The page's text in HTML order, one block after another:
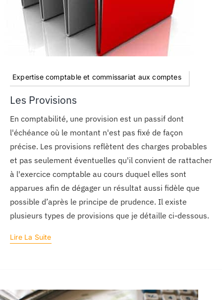
Expertise comptable et commissariat aux comptes
Les Provisions
En comptabilité, une provision est un passif dont
l'échéance où le montant n'est pas fixé de façon
précise. Les provisions reflètent des charges probables
et pas seulement éventuelles qu'il convient de rattacher
à l'exercice comptable au cours duquel elles sont
apparues afin de dégager un résultat aussi fidèle que
possible d’après le principe de prudence. Il existe
plusieurs types de provisions que je détaille ci-dessous.
Lire La Suite